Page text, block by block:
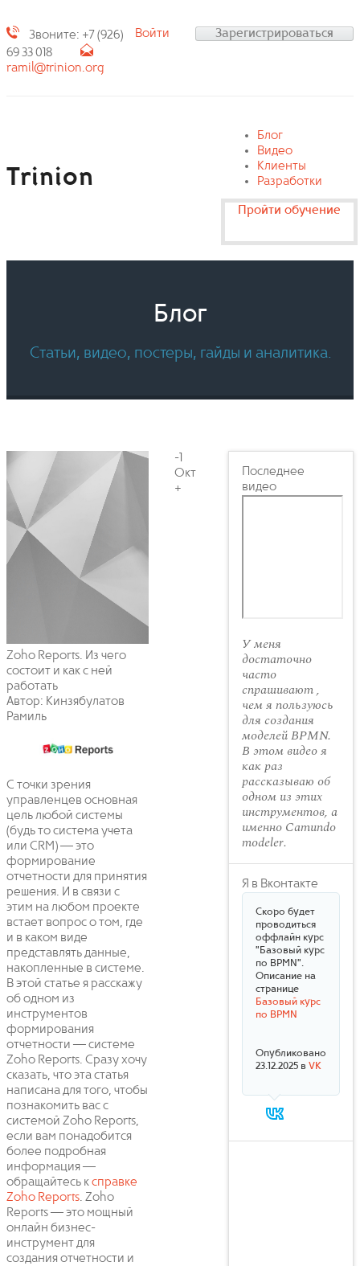
Звоните: +7 (926)
69 33 018
ramil@trinion.org
Войти Зарегистрироваться
Trinion
Блог
Видео
Клиенты
Разработки
Пройти обучение
Блог
Статьи, видео, постеры, гайды и аналитика.
Zoho Reports. Из чего
состоит и как с ней
работать
Автор: Кинзябулатов
Рамиль
С точки зрения
управленцев основная
цель любой системы
(будь то система учета
или CRM) — это
формирование
отчетности для принятия
решения. И в связи с
этим на любом проекте
встает вопрос о том, где
и в каком виде
представлять данные,
накопленные в системе.
В этой статье я расскажу
об одном из
инструментов
формирования
отчетности — системе
Zoho Reports. Сразу хочу
сказать, что эта статья
написана для того, чтобы
познакомить вас с
системой Zoho Reports,
если вам понадобится
более подробная
информация —
обращайтесь ксправке
Zoho Reports. Zoho
Reports — это мощный
онлайн бизнес-
инструмент для
создания отчетности и
-1
Окт
+
Последнее
видео
У меня
достаточно
часто
спрашивают ,
чем я пользуюсь
для создания
моделей BPMN.
В этом видео я
как раз
рассказываю об
одном из этих
инструментов, а
именно Camundo
modeler.
Я в Вконтакте
Скоро будет
проводиться
оффлайн курс
"Базовый курс
по BPMN".
Описание на
странице
Базовый курс
по BPMN
Опубликовано
23.12.2025 в VK